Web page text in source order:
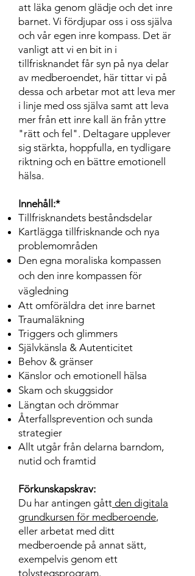
att läka genom glädje och det inre
barnet. Vi fördjupar oss i oss själva
och vår egen inre kompass. Det är
vanligt att vi en bit in i
tillfrisknandet får syn på nya delar
av medberoendet, här tittar vi på
dessa och arbetar mot att leva mer
i linje med oss själva samt att leva
mer från ett inre kall än från yttre
"rätt och fel". Deltagare upplever
sig stärkta, hoppfulla, en tydligare
riktning och en bättre emotionell
hälsa.
Innehåll:*
Tillfrisknandets beståndsdelar
Kartlägga tillfrisknande och nya
problemområden
Den egna moraliska kompassen
och den inre kompassen för
vägledning
Att omföräldra det inre barnet
Traumaläkning
Triggers och glimmers
Självkänsla & Autenticitet
Behov & gränser
Känslor och emotionell hälsa
Skam och skuggsidor
Längtan och drömmar
Återfallsprevention och sunda
strategier
Allt utgår från delarna barndom,
nutid och framtid
Förkunskapskrav:
Du har antingen gått den digitala
grundkursen för medberoende,
eller arbetat med ditt
medberoende på annat sätt,
exempelvis genom ett
tolvstegsprogram.